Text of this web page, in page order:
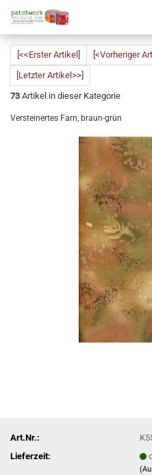
[<<Erster Artikel] [<Vorheriger
[Letzter Artikel>>]
73 Artikel in dieser Kategorie
Versteinertes Farn, braun-grün
Art.Nr.:
Lieferzeit: